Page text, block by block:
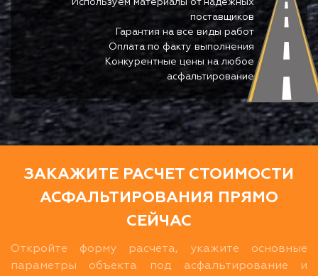
Используем материалы от надежных
поставщиков
Гарантия на все виды работ
Оплата по факту выполнения
Конкурентные цены на любое
асфальтирование
ЗАКАЖИТЕ РАСЧЕТ СТОИМОСТИ
АСФАЛЬТИРОВАНИЯ ПРЯМО
СЕЙЧАС
Откройте форму расчета, укажите основные
параметры объекта под асфальтирование и